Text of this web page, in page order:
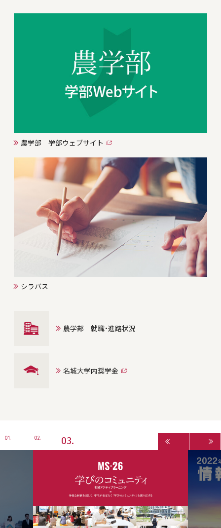
農学部 学部ウェブサイト
シラバス
農学部 就職・進路状況
名城大学内奨学金
1 2 3